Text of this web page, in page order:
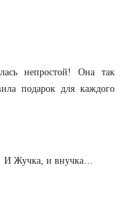
непростой! Она так
подарок для каждого
И Жучка, и внучка…